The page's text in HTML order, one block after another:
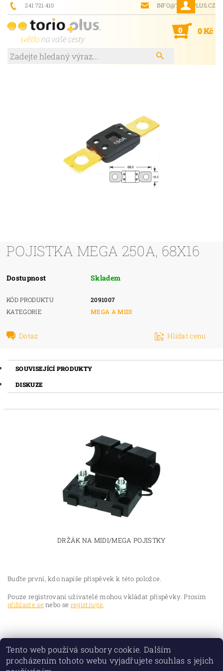
241 721 410 INFO@TORIOPLUS.CZ
0 0 Kč
POJISTKA MEGA 250A, 68X16
Dostupnost Skladem
KÓD PRODUKTU
2091007
KATEGORIE
MEGA A MIDI
Dotaz Hlídat cenu
SOUVISEJÍCÍ PRODUKTY
DISKUZE
DRŽÁK NA MIDI/MEGA POJISTKY
Buďte první, kdo napíše příspěvek k této položce.
Pouze registrovaní uživatelé mohou vkládat příspěvky. Prosím
přihlaste senebo se registrujte.
Tento web používá soubory cookie. Dalším
procházením tohoto webu vyjadřujete souhlas s jejich